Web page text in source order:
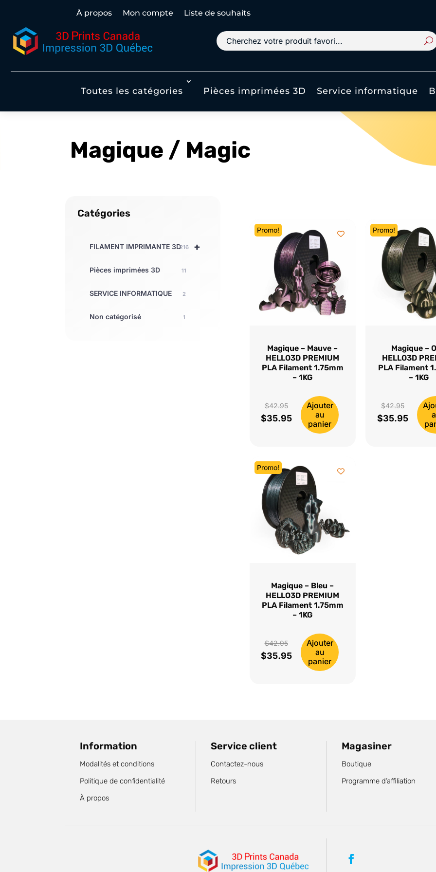
À propos Mon compte Liste de souhaits
Toutes les catégories Pièces imprimées 3D Service informatique
Magique / Magic
Catégories
+
FILAMENT IMPRIMANTE 3D216
Pièces imprimées 3D 11
SERVICE INFORMATIQUE 2
Non catégorisé 1
Promo!
Magique – Mauve –
HELLO3D PREMIUM
PLA Filament 1.75mm
– 1KG
$42.95Le
prix
$35.95Le
$35.95.
Ajouter
au
panier
Promo!
Magique –
HELLO3D
PLA Filament
– 1KG
$42.95Le
prix
$35.95Le
Promo!
Magique – Bleu –
HELLO3D PREMIUM
PLA Filament 1.75mm
– 1KG
$42.95Le
prix
$35.95Le
Ajouter
au
panier
Information
Modalités et conditions
Politique de confidentialité
À propos
Service client
Contactez-nous
Retours
Magasiner
Boutique
Programme d’affiliation